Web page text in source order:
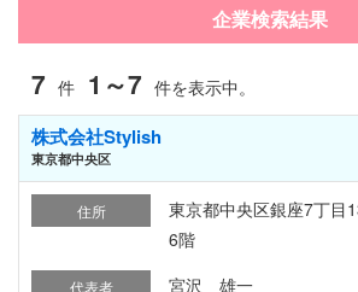
企業検索結果
7 件 1～7 件を表示中。
株式会社Stylish
東京都中央区
住所
東京都中央区銀座7丁目
6階
代表者 宮沢 雄一